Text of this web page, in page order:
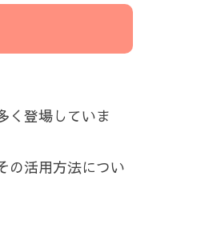
く登場していま
の活用方法につい